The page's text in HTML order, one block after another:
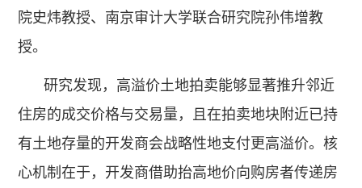
院史炜教授、南京审计大学联合研究院孙伟增教
授。
研究发现，高溢价土地拍卖能够显著推升邻近
住房的成交价格与交易量，且在拍卖地块附近已持
有土地存量的开发商会战略性地支付更高溢价。核
心机制在于，开发商借助抬高地价向购房者传递房